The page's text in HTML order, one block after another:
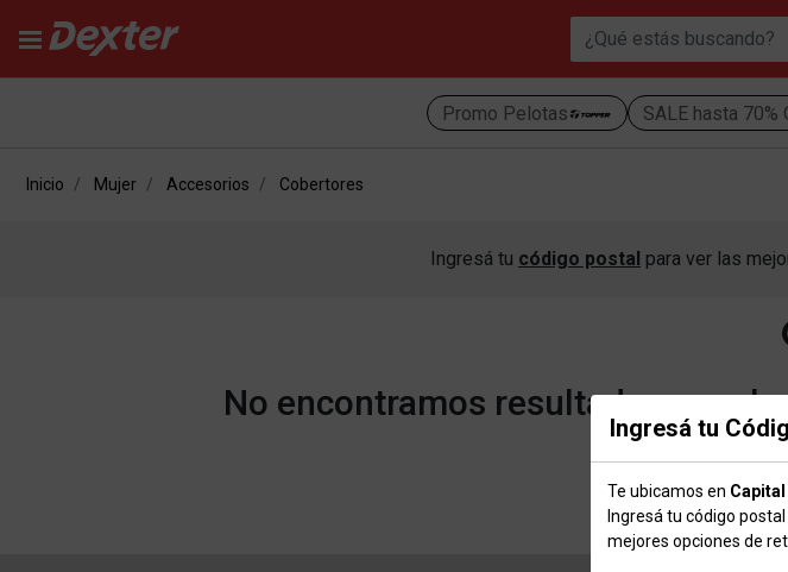
Promo Pelotas SALE hasta 70%
Ingresá tu
Te ubicamos en
Ingresá tu código
mejores opciones de
Inicio Mujer Accesorios Cobertores
Ingresá tu código postal para ver las
No encontramos resultados para
Volver a la